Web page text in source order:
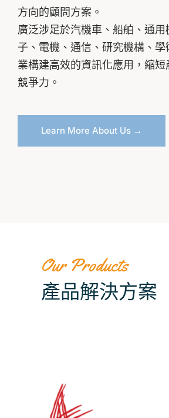
方向的顧問方案。
廣泛涉足於汽機車、船舶、通
子、電機、通信、研究機構、
業構建高效的資訊化應用，縮
競爭力。
Learn More About Us →
Our Products
產品解決方案